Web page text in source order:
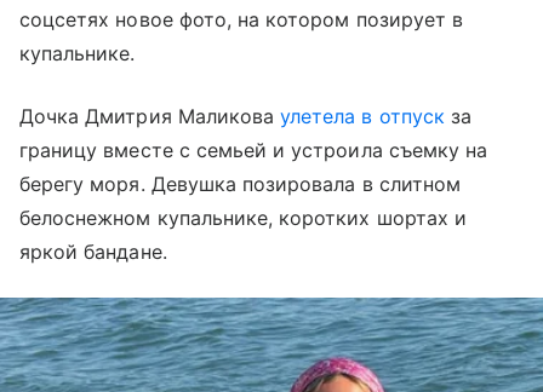
соцсетях новое фото, на котором позирует в
купальнике.
Дочка Дмитрия Маликоваулетела в отпуск за
границу вместе с семьей и устроила съемку на
берегу моря. Девушка позировала в слитном
белоснежном купальнике, коротких шортах и
яркой бандане.